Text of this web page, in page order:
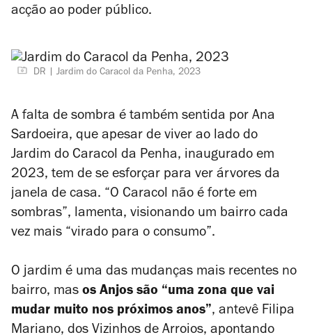
acção ao poder público.
DR Jardim do Caracol da Penha, 2023
A falta de sombra é também sentida por Ana
Sardoeira, que apesar de viver ao lado do
Jardim do Caracol da Penha, inaugurado em
2023, tem de se esforçar para ver árvores da
janela de casa. “O Caracol não é forte em
sombras”, lamenta, visionando um bairro cada
vez mais “virado para o consumo”.
O jardim é uma das mudanças mais recentes no
bairro, mas os Anjos são “uma zona que vai
mudar muito nos próximos anos”, antevê Filipa
Mariano, dos Vizinhos de Arroios, apontando